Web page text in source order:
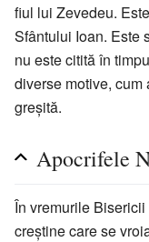
fiul lui Zevedeu.
Sfântului Ioan. Este
nu este citită în
diverse motive,
greşită.
Apocrifele
În vremurile
creştine care se